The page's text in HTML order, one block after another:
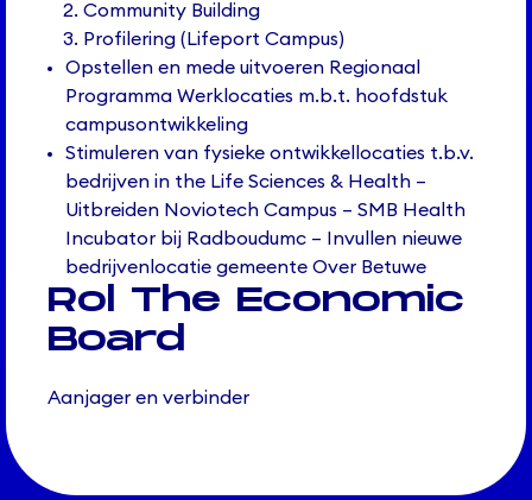
Community Building
Profilering (Lifeport Campus)
Opstellen en mede uitvoeren Regionaal
Programma Werklocaties m.b.t. hoofdstuk
campusontwikkeling
Stimuleren van fysieke ontwikkellocaties t.b.v.
bedrijven in the Life Sciences & Health –
Uitbreiden Noviotech Campus – SMB Health
Incubator bij Radboudumc – Invullen nieuwe
bedrijvenlocatie gemeente Over Betuwe
Rol The Economic
Board
Aanjager en verbinder